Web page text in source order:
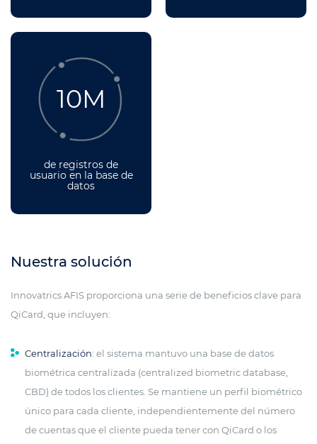
10M
de registros de
usuario en la base de
datos
Nuestra solución
Innovatrics AFIS proporciona una serie de beneficios clave para
QiCard, que incluyen:
Centralización: el sistema mantuvo una base de datos
biométrica centralizada (centralized biometric database,
CBD) de todos los clientes. Se mantiene un perfil biométrico
único para cada cliente, independientemente del número
de cuentas que el cliente pueda tener con QiCard o los